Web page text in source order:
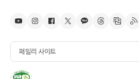
패밀리 사이트